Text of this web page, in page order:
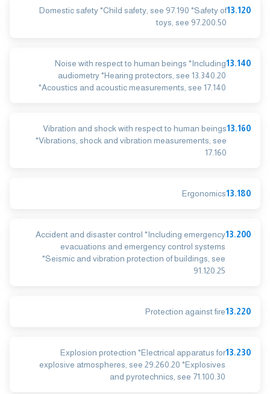
13.120
Domestic safety *Child safety, see 97.190 *Safety of
toys, see 97.200.50
13.140
Noise with respect to human beings *Including
audiometry *Hearing protectors, see 13.340.20
*Acoustics and acoustic measurements, see 17.140
13.160
Vibration and shock with respect to human beings
*Vibrations, shock and vibration measurements, see
17.160
13.180
Ergonomics
13.200
Accident and disaster control *Including emergency
evacuations and emergency control systems
*Seismic and vibration protection of buildings, see
91.120.25
13.220
Protection against fire
13.230
Explosion protection *Electrical apparatus for
explosive atmospheres, see 29.260.20 *Explosives
and pyrotechnics, see 71.100.30